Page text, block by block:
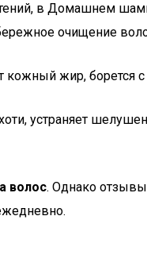
в Домашнем
очищение
жир, борется с
устраняет
волос. Однако отзывы